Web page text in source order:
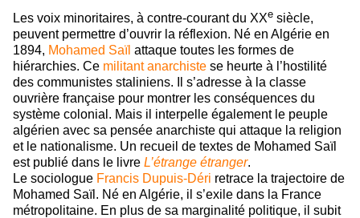
Les voix minoritaires, à contre-courant du XXe siècle,
peuvent permettre d’ouvrir la réflexion. Né en Algérie en
1894, Mohamed Saïl attaque toutes les formes de
hiérarchies. Ce militant anarchiste se heurte à l’hostilité
des communistes staliniens. Il s’adresse à la classe
ouvrière française pour montrer les conséquences du
système colonial. Mais il interpelle également le peuple
algérien avec sa pensée anarchiste qui attaque la religion
et le nationalisme. Un recueil de textes de Mohamed Saïl
est publié dans le livre L’étrange étranger.
Le sociologue Francis Dupuis-Déri retrace la trajectoire de
Mohamed Saïl. Né en Algérie, il s’exile dans la France
métropolitaine. En plus de sa marginalité politique, il subit